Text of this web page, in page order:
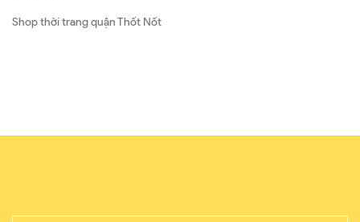
Shop thời trang quận Thốt Nốt